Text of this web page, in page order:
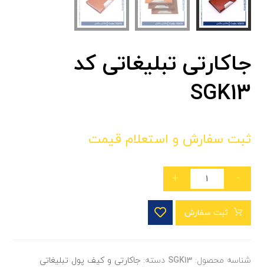
جاکارتی تبلیغاتی کد
SGK13
ثبت سفارش و استعلام قیمت
-
+
ثبت سفارش
شناسه محصول:SGK13 دسته:جاکارتی و کیف پول تبلیغاتی